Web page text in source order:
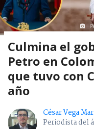
Culmina el
Petro en
que tuvo con
año
César Vega
Periodista del